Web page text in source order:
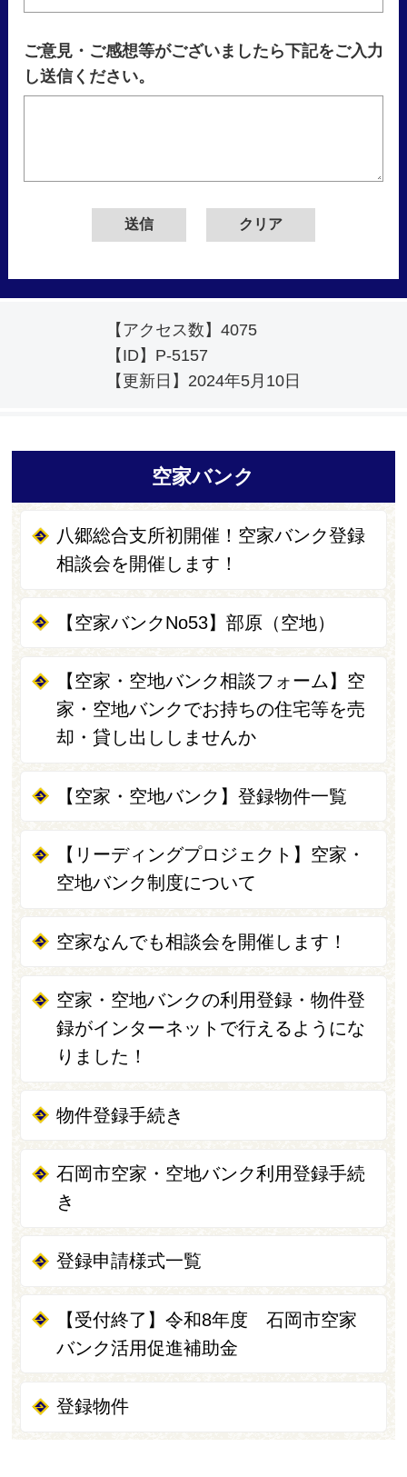
ご意見・ご感想等がございましたら下記をご入力
し送信ください。
【アクセス数】 4075
【ID】 P-5157
【更新日】 2024年5月10日
空家バンク
八郷総合支所初開催！空家バンク登録
相談会を開催します！
【空家バンクNo53】部原（空地）
【空家・空地バンク相談フォーム】空
家・空地バンクでお持ちの住宅等を売
却・貸し出ししませんか
【空家・空地バンク】登録物件一覧
【リーディングプロジェクト】空家・
空地バンク制度について
空家なんでも相談会を開催します！
空家・空地バンクの利用登録・物件登
録がインターネットで行えるようにな
りました！
物件登録手続き
石岡市空家・空地バンク利用登録手続
き
登録申請様式一覧
【受付終了】令和8年度 石岡市空家
バンク活用促進補助金
登録物件